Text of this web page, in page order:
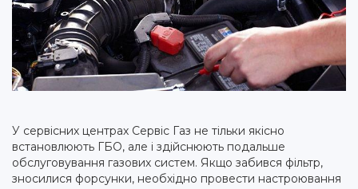
У сервісних центрах Сервіс Газ не тільки якісно
встановлюють ГБО, але і здійснюють подальше
обслуговування газових систем. Якщо забився фільтр,
зносилися форсунки, необхідно провести настроювання